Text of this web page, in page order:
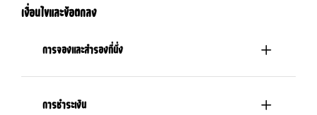
เงื่อนไขและข้อตกลง
การจองและสำรองที่นั่ง
การชำระเงิน